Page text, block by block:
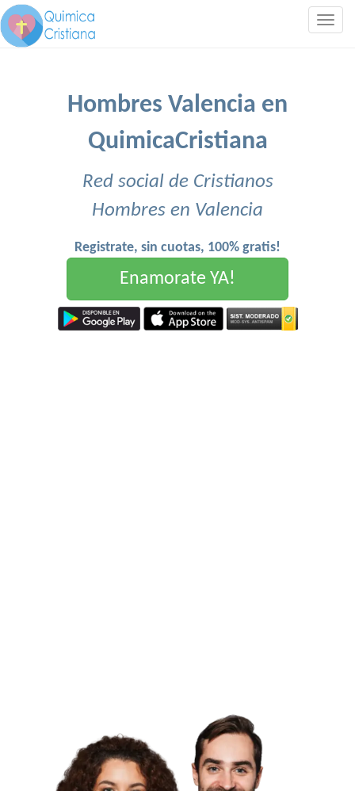
Hombres Valencia en
QuimicaCristiana
Red social de Cristianos
Hombres en Valencia
Registrate, sin cuotas, 100% gratis!
Enamorate YA!